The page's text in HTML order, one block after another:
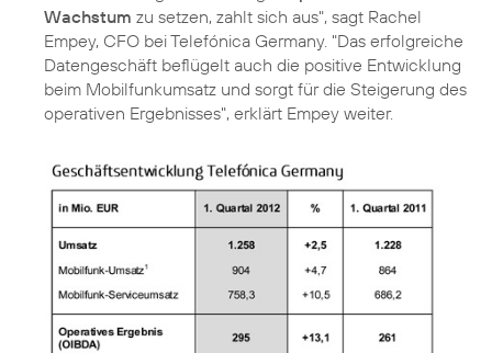
Wachstum zu setzen, zahlt sich aus", sagt Rachel
Empey, CFO bei Telefónica Germany. "Das erfolgreiche
Datengeschäft beflügelt auch die positive Entwicklung
beim Mobilfunkumsatz und sorgt für die Steigerung des
operativen Ergebnisses", erklärt Empey weiter.